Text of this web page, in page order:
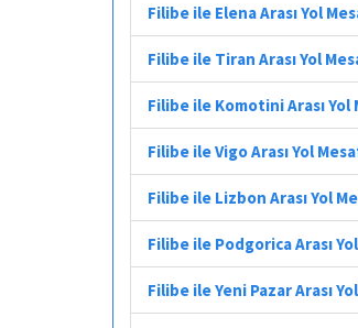
Filibe ile Elena Arası Yol
Filibe ile Tiran Arası Yol
Filibe ile Komotini Arası
Filibe ile Vigo Arası Yol
Filibe ile Lizbon Arası Yol
Filibe ile Podgorica Arası
Filibe ile Yeni Pazar Arası